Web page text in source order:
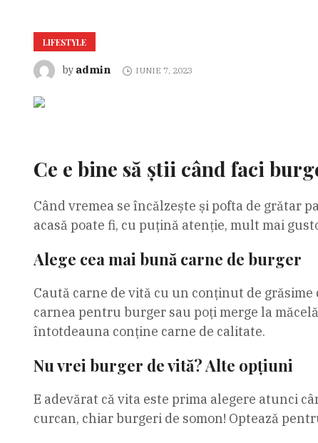
LIFESTYLE
by admin IUNIE 7, 2023
Ce e bine să știi când faci
Când vremea se încălzește și pofta de grătar
acasă poate fi, cu puțină atenție, mult mai
Alege cea mai bună carne de burger
Caută carne de vită cu un conținut de
carnea pentru burger sau poți merge la
întotdeauna conține carne de calitate.
Nu vrei burger de vită? Alte opțiuni
E adevărat că vita este prima alegere atunci
curcan, chiar burgeri de somon! Optează